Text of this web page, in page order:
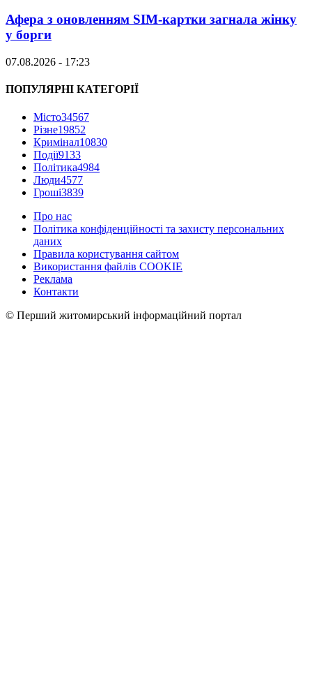
Афера з оновленням SIM-картки загнала жінку
у борги
07.08.2026 - 17:23
ПОПУЛЯРНІ КАТЕГОРІЇ
Місто34567
Різне19852
Кримінал10830
Події9133
Політика4984
Люди4577
Гроші3839
Про нас
Політика конфіденційності та захисту персональних
даних
Правила користування сайтом
Використання файлів COOKIE
Реклама
Контакти
© Перший житомирський інформаційний портал